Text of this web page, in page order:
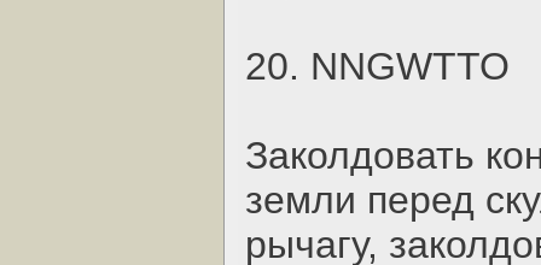
20. NNGWTTO
Заколдовать
земли перед
рычагу,